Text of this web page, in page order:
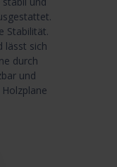
Stabilität.
lässt sich
durch
und